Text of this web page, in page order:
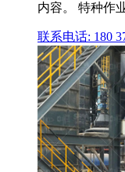
内容。 特种作
联系电话: 180